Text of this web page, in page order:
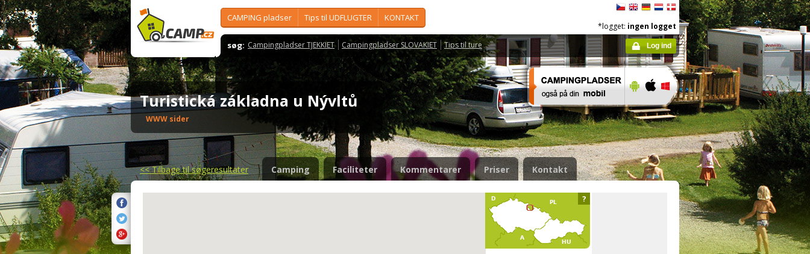
CAMPING pladser Tips til UDFLUGTER KONTAKT
søg: Campingpladser TJEKKIET Campingpladser SLOVAKIET Tips til ture
*logget: ingen logget
Log ind
Turistická základna u Nývltů
WWW sider
<<Tilbage til søgeresultater Camping Faciliteter Kommentarer Priser Kontakt
?